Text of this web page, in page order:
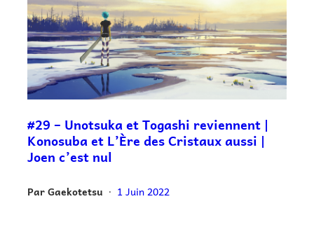
#29 – Unotsuka et Togashi reviennent |
Konosuba et L’Ère des Cristaux aussi |
Joen c’est nul
ParGaekotetsu • 1 Juin 2022